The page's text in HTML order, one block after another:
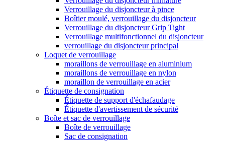
Verrouillage du disjoncteur à pince
Boîtier moulé, verrouillage du disjoncteur
Verrouillage du disjoncteur Grip Tight
Verrouillage multifonctionnel du disjoncteur
verrouillage du disjoncteur principal
Loquet de verrouillage
moraillons de verrouillage en aluminium
moraillons de verrouillage en nylon
moraillon de verrouillage en acier
Étiquette de consignation
Étiquette de support d'échafaudage
Étiquette d'avertissement de sécurité
Boîte et sac de verrouillage
Boîte de verrouillage
Sac de consignation